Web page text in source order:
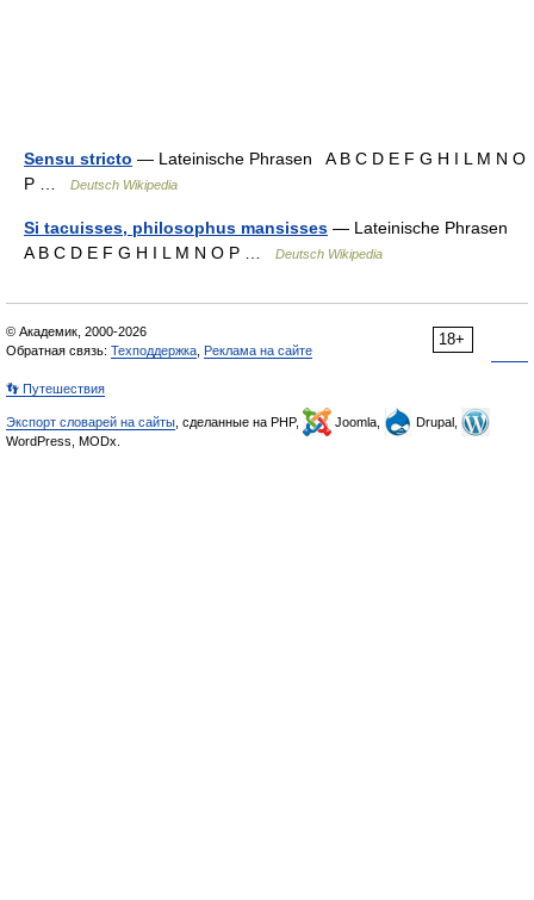
Sensu stricto — Lateinische Phrasen A B C D E F G H I L M N O
P …
Deutsch Wikipedia
Si tacuisses, philosophus mansisses — Lateinische Phrasen
A B C D E F G H I L M N O P …
Deutsch Wikipedia
18+
© Академик, 2000-2026
Обратная связь: Техподдержка Реклама на сайте
👣 Путешествия
Экспорт словарей на сайты , сделанные на PHP, Joomla,
Drupal,
WordPress, MODx.